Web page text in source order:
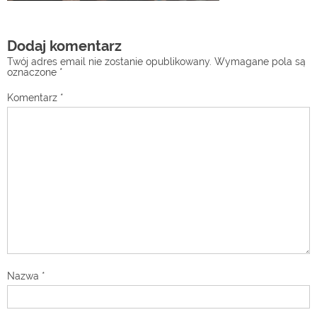
Dodaj komentarz
Twój adres email nie zostanie opublikowany. Wymagane pola są
oznaczone *
Komentarz *
Nazwa *